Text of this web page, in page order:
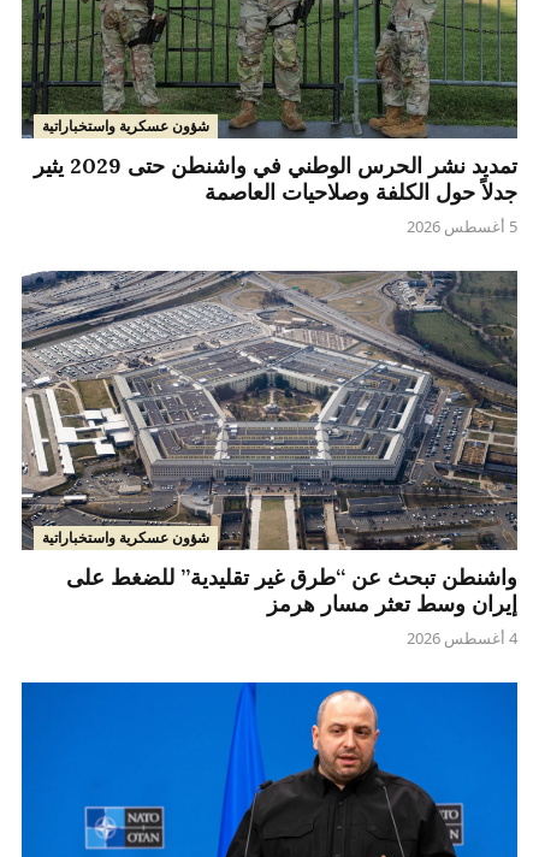
شؤون عسكرية واستخباراتية
تمديد نشر الحرس الوطني في واشنطن حتى 2029 يثير
جدلاً حول الكلفة وصلاحيات العاصمة
5 أغسطس 2026
شؤون عسكرية واستخباراتية
واشنطن تبحث عن “طرق غير تقليدية” للضغط على
إيران وسط تعثر مسار هرمز
4 أغسطس 2026